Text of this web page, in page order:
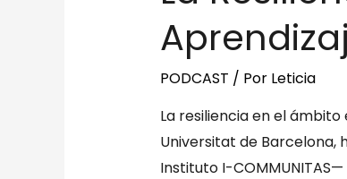
PODCAST / Por Leticia
La resiliencia en el
Universitat de Barcelona,
Instituto I-